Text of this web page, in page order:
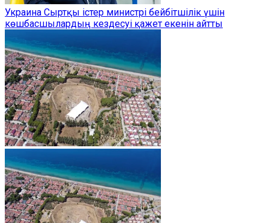
Украина Сыртқы істер министрі бейбітшілік үшін
көшбасшылардың кездесуі қажет екенін айтты